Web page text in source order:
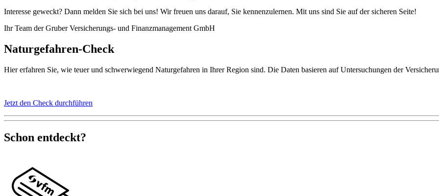
Interesse geweckt? Dann melden Sie sich bei uns! Wir freuen uns darauf, Sie kennenzulernen. Mit uns sind Sie auf der sicheren Seite!
Ihr Team der Gruber Versicherungs- und Finanzmanagement GmbH
Naturgefahren-Check
Hier erfahren Sie, wie teuer und schwerwiegend Naturgefahren in Ihrer Region sind. Die Daten basieren auf Untersuchungen der
Jetzt den Check durchführen
Schon entdeckt?